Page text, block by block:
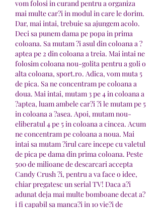
vom folosi in curand pentru a organiza
mai multe car?i in modul in care le dorim.
Dar, mai intai, trebuie sa ajungem acolo.
Deci sa punem dama pe popa in prima
coloana. Sa mutam ?i asul din coloana a ?
aptea pe 2 din coloana a treia. Mai intai ne
folosim coloana nou-golita pentru a goli o
alta coloana, sport.ro. Adica, vom muta 5
de pica. Sa ne concentram pe coloana a
doua. Mai intai, mutam 3 pe 4 in coloana a
?aptea, luam ambele car?i ?i le mutam pe 5
in coloana a ?asea. Apoi, mutam nou-
eliberatul 4 pe 5 in coloana a cincea. Acum
ne concentram pe coloana a noua. Mai
intai sa mutam ?irul care incepe cu valetul
de pica pe dama din prima coloana. Peste
500 de milioane de descarcari accepta
Candy Crush ?i, pentru a va face o idee,
chiar pregatesc un serial TV! Daca a?i
adunat deja mai multe bomboane decat a?
i fi capabil sa manca?i in 10 vie?i de